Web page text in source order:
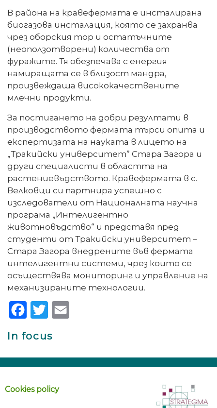
В района на кравефермата е инсталирана
биогазова инсталация, която се захранва
чрез оборския тор и остатъчните
(неоползотворени) количества от
фуражите. Тя обезпечава с енергия
намиращата се в близост мандра,
произвеждаща висококачествените
млечни продукти.
За постигането на добри резултати в
производството фермата търси опита и
експертизата на науката в лицето на
„Тракийски университет” Стара Загора и
други специалисти в областта на
растениевъдството. Кравефермата в с.
Велковци си партнира успешно с
изследователи от Националната научна
програма „Интелигентно
животновъдство“ и представя пред
студенти от Тракийски университет –
Стара Загора внедрените във фермата
интелигентни системи, чрез които се
осъществява мониторинг и управление на
механизираните технологии.
Facebook
Twitter
In focus
Cookies policy